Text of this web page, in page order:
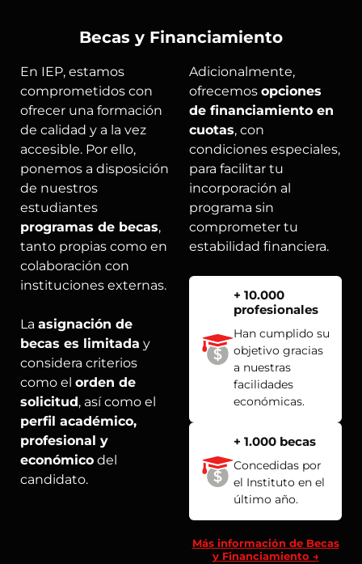
Becas y Financiamiento
En IEP, estamos
comprometidos con
ofrecer una formación
de calidad y a la vez
accesible. Por ello,
ponemos a disposición
de nuestros
estudiantes
programas de becas,
tanto propias como en
colaboración con
instituciones externas.
La asignación de
becas es limitada y
considera criterios
como el orden de
solicitud, así como el
perfil académico,
profesional y
económico del
candidato.
Adicionalmente,
ofrecemos opciones
de financiamiento en
cuotas, con
condiciones especiales,
para facilitar tu
incorporación al
programa sin
comprometer tu
estabilidad financiera.
+ 10.000
profesionales
Han cumplido su
objetivo gracias
a nuestras
facilidades
económicas.
+ 1.000 becas
Concedidas por
el Instituto en el
último año.
Más información de Becas
y Financiamiento →